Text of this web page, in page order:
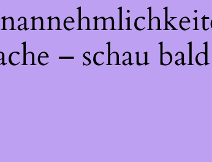
– schau